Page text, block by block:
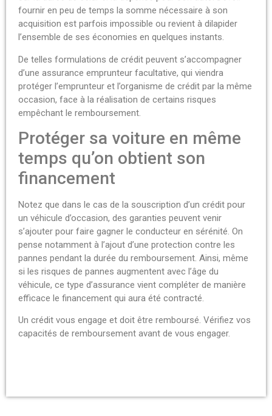
fournir en peu de temps la somme nécessaire à son
acquisition est parfois impossible ou revient à dilapider
l’ensemble de ses économies en quelques instants.
De telles formulations de crédit peuvent s’accompagner
d’une assurance emprunteur facultative, qui viendra
protéger l’emprunteur et l’organisme de crédit par la même
occasion, face à la réalisation de certains risques
empêchant le remboursement.
Protéger sa voiture en même
temps qu’on obtient son
financement
Notez que dans le cas de la souscription d’un crédit pour
un véhicule d’occasion, des garanties peuvent venir
s’ajouter pour faire gagner le conducteur en sérénité. On
pense notamment à l’ajout d’une protection contre les
pannes pendant la durée du remboursement. Ainsi, même
si les risques de pannes augmentent avec l’âge du
véhicule, ce type d’assurance vient compléter de manière
efficace le financement qui aura été contracté.
Un crédit vous engage et doit être remboursé. Vérifiez vos
capacités de remboursement avant de vous engager.